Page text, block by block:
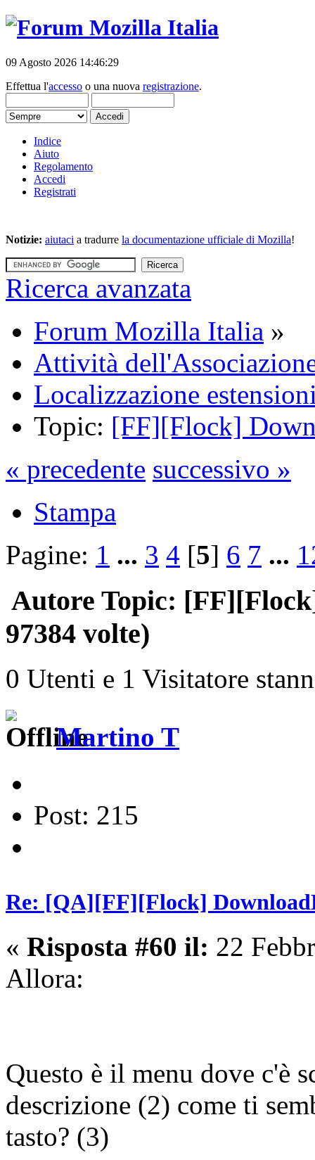
09 Agosto 2026 14:46:29
Effettua l'accesso o una nuova registrazione.
Indice
Aiuto
Regolamento
Accedi
Registrati
Notizie: aiutaci a tradurre la documentazione ufficiale di Mozilla!
Ricerca avanzata
Forum Mozilla Italia »
Attività
Localizzazione
Topic: [FF][Flock]
« precedente successivo »
Stampa
Pagine: 1 ... 3 4 [5] 6 7 ...
Autore Topic:
97384 volte)
0 Utenti e 1 Visitatore
Martino T
Post: 215
Re: [QA][FF][Flock]
« Risposta #60 il: 22
Allora:
Questo è il menu dove c'è
descrizione (2) come ti
tasto? (3)